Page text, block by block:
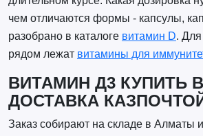
чем отличаются формы - капсулы,
разобрано в каталоге витамин D.
рядом лежат витамины для
ВИТАМИН Д3 КУПИТЬ
ДОСТАВКА
Заказ собирают на складе в Алматы